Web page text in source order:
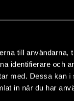
till användarna,
identifierare och
med. Dessa kan
in när du har